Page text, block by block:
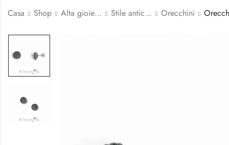
Casa Shop Alta gioielleria Stile antico siciliano o Toppe Orecchini